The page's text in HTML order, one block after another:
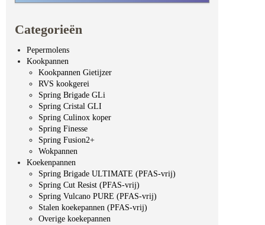
Categorieën
Pepermolens
Kookpannen
Kookpannen Gietijzer
RVS kookgerei
Spring Brigade GLi
Spring Cristal GLI
Spring Culinox koper
Spring Finesse
Spring Fusion2+
Wokpannen
Koekenpannen
Spring Brigade ULTIMATE (PFAS-vrij)
Spring Cut Resist (PFAS-vrij)
Spring Vulcano PURE (PFAS-vrij)
Stalen koekepannen (PFAS-vrij)
Overige koekepannen